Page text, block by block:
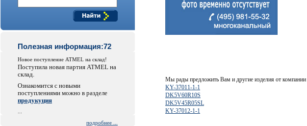
Полезная информация:72
Новое поступление ATMEL на склад!
Поступила новая партия ATMEL на
склад.
Ознакомится с новыми
поступлениями можно в разделе
продукуция
подробнее ...
Мы рады предложить Вам и другие изделия от компании
KY-37011-1-1
DK5V60R10S
DK5V45R05SL
KY-37012-1-1